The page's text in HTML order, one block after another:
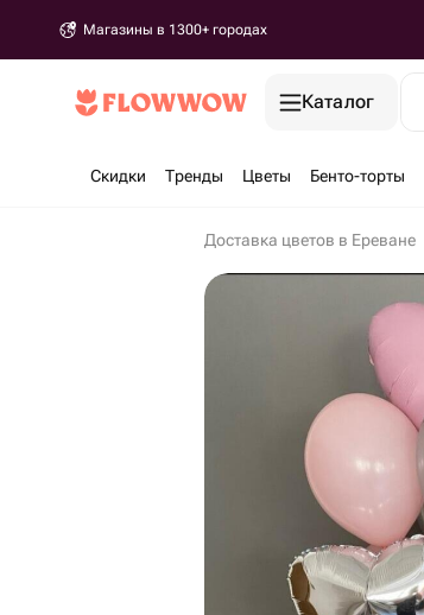
Магазины в 1300+ городах
Каталог
Скидки Тренды Цветы Бенто-торты
Доставка цветов в Ереване